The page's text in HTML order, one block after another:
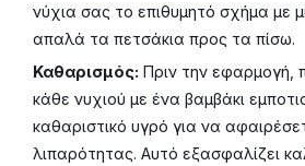
νύχια σας το επιθυμητό σχήμα με
απαλά τα πετσάκια προς τα πίσω.
Καθαρισμός: Πριν την εφαρμογή,
κάθε νυχιού με ένα βαμβάκι
καθαριστικό υγρό για να
λιπαρότητας. Αυτό εξασφαλίζει